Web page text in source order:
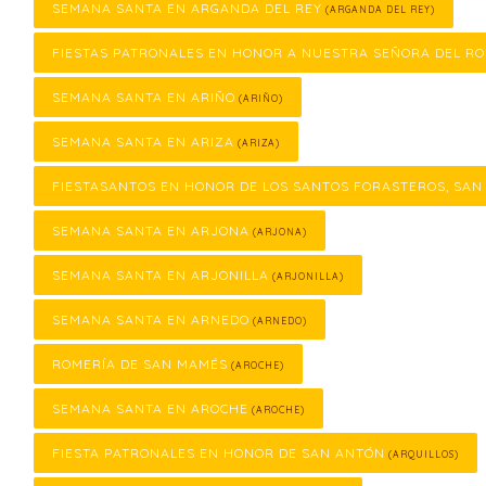
SEMANA SANTA EN ARGANDA DEL REY (ARGANDA DEL REY)
FIESTAS PATRONALES EN HONOR A NUESTRA SEÑORA DEL
SEMANA SANTA EN ARIÑO (ARIÑO)
SEMANA SANTA EN ARIZA (ARIZA)
FIESTASANTOS EN HONOR DE LOS SANTOS FORASTEROS,
SEMANA SANTA EN ARJONA (ARJONA)
SEMANA SANTA EN ARJONILLA (ARJONILLA)
SEMANA SANTA EN ARNEDO (ARNEDO)
ROMERÍA DE SAN MAMÉS (AROCHE)
SEMANA SANTA EN AROCHE (AROCHE)
FIESTA PATRONALES EN HONOR DE SAN ANTÓN (ARQUILLOS)